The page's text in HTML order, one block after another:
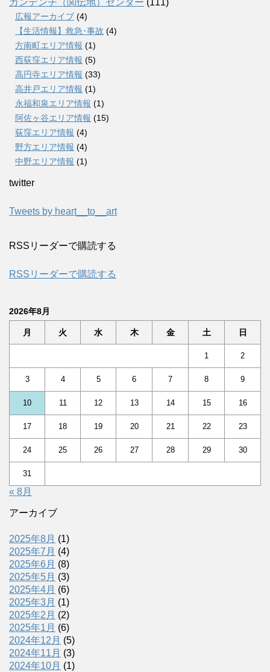
広報アーカイブ (4)
【生活情報】救急･事故 (4)
方南町エリア情報 (1)
西荻窪エリア情報 (5)
高円寺エリア情報 (33)
高井戸エリア情報 (1)
永福和泉エリア情報 (1)
阿佐ヶ谷エリア情報 (15)
荻窪エリア情報 (4)
野方エリア情報 (4)
中野エリア情報 (1)
twitter
Tweets by heart__to__art
RSSリーダーで購読する
RSSリーダーで購読する
2026年8月
月 火 水 木 金 土 日
1 2
3 4 5 6 7 8 9
10 11 12 13 14 15 16
17 18 19 20 21 22 23
24 25 26 27 28 29 30
31
« 8月
アーカイブ
2025年8月 (1)
2025年7月 (4)
2025年6月 (8)
2025年5月 (3)
2025年4月 (6)
2025年3月 (1)
2025年2月 (2)
2025年1月 (6)
2024年12月 (5)
2024年11月 (3)
2024年10月 (1)